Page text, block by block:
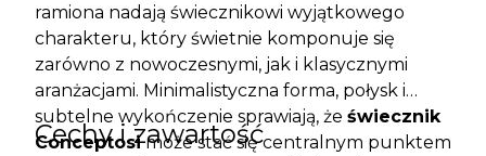
ramiona nadają świecznikowi wyjątkowego
charakteru, który świetnie komponuje się
zarówno z nowoczesnymi, jak i klasycznymi
aranżacjami. Minimalistyczna forma, połysk i
subtelne wykończenie sprawiają, że świecznik
Conceptosimoże stać się centralnym punktem
Cechy i zawartość